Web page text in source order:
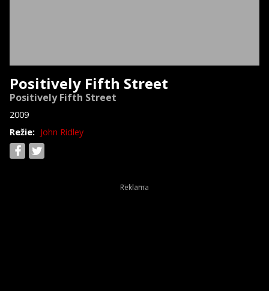
Positively Fifth Street
Positively Fifth Street
2009
Režie: John Ridley